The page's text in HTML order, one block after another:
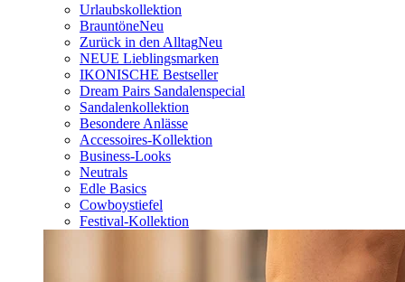
Urlaubskollektion
BrauntöneNeu
Zurück in den AlltagNeu
NEUE Lieblingsmarken
IKONISCHE Bestseller
Dream Pairs Sandalenspecial
Sandalenkollektion
Besondere Anlässe
Accessoires-Kollektion
Business-Looks
Neutrals
Edle Basics
Cowboystiefel
Festival-Kollektion